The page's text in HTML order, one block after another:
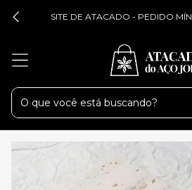
SITE DE ATACADO - PEDIDO